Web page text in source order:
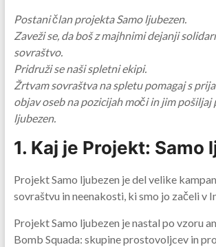
Postani član projekta Samo ljubezen.
Zaveži se, da boš z majhnimi dejanji
sovraštvo.
Pridruži se naši spletni ekipi.
Žrtvam sovraštva na spletu pomagaj s
objav oseb na pozicijah moči in jim
ljubezen.
1. Kaj je Projekt: Samo
Projekt Samo ljubezen je del velike
sovraštvu in neenakosti, ki smo jo začeli v
Projekt Samo ljubezen je nastal po vzoru
Bomb Squada: skupine prostovoljcev in